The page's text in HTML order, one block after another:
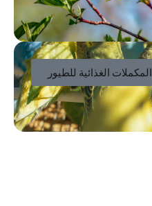
المكملات الغذائية للطيور